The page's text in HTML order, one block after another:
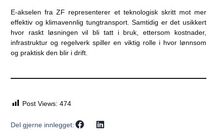
E-akselen fra ZF representerer et teknologisk skritt mot mer
effektiv og klimavennlig tungtransport. Samtidig er det usikkert
hvor raskt løsningen vil bli tatt i bruk, ettersom kostnader,
infrastruktur og regelverk spiller en viktig rolle i hvor lønnsom
og praktisk den blir i drift.
Post Views: 474
Del gjerne innlegget: